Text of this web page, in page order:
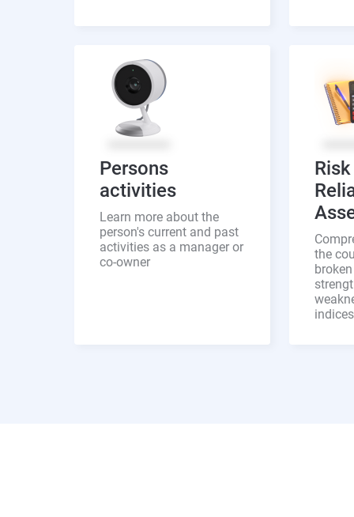
Persons
activities
Learn more about the
person's current and past
activities as a manager or
co-owner
the